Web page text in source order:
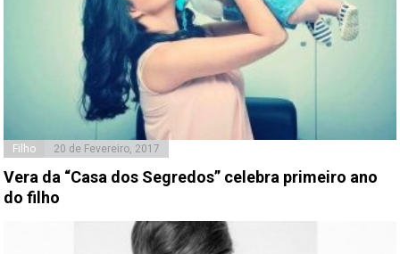
Filho 20 de Fevereiro, 2017
Vera da “Casa dos Segredos” celebra primeiro ano
do filho